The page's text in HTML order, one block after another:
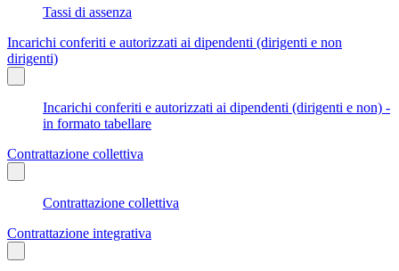
Tassi di assenza
Incarichi conferiti e autorizzati ai dipendenti (dirigenti e non
dirigenti)
Incarichi conferiti e autorizzati ai dipendenti (dirigenti e non) -
in formato tabellare
Contrattazione collettiva
Contrattazione collettiva
Contrattazione integrativa